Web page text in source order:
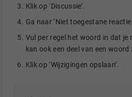
Klik op ‘Discussie’.
Ga naar ‘Niet toegestane reactie
Vul per regel het woord in dat
kan ook een deel van een woord
Klik op ‘Wijzigingen opslaan’.